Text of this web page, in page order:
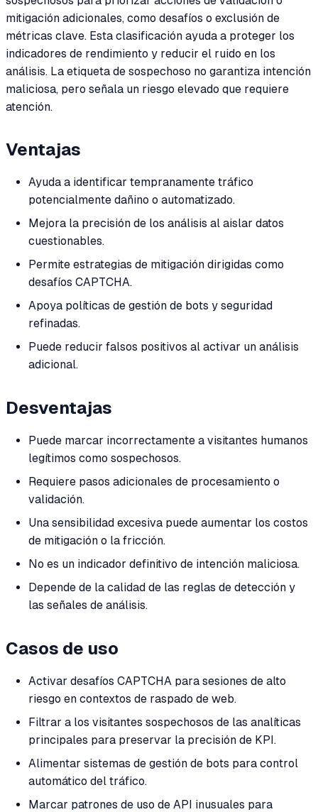
mitigación adicionales, como desafíos o exclusión de
métricas clave. Esta clasificación ayuda a proteger los
indicadores de rendimiento y reducir el ruido en los
análisis. La etiqueta de sospechoso no garantiza intención
maliciosa, pero señala un riesgo elevado que requiere
atención.
Ventajas
Ayuda a identificar tempranamente tráfico
potencialmente dañino o automatizado.
Mejora la precisión de los análisis al aislar datos
cuestionables.
Permite estrategias de mitigación dirigidas como
desafíos CAPTCHA.
Apoya políticas de gestión de bots y seguridad
refinadas.
Puede reducir falsos positivos al activar un análisis
adicional.
Desventajas
Puede marcar incorrectamente a visitantes humanos
legítimos como sospechosos.
Requiere pasos adicionales de procesamiento o
validación.
Una sensibilidad excesiva puede aumentar los costos
de mitigación o la fricción.
No es un indicador definitivo de intención maliciosa.
Depende de la calidad de las reglas de detección y
las señales de análisis.
Casos de uso
Activar desafíos CAPTCHA para sesiones de alto
riesgo en contextos de raspado de web.
Filtrar a los visitantes sospechosos de las analíticas
principales para preservar la precisión de KPI.
Alimentar sistemas de gestión de bots para control
automático del tráfico.
Marcar patrones de uso de API inusuales para